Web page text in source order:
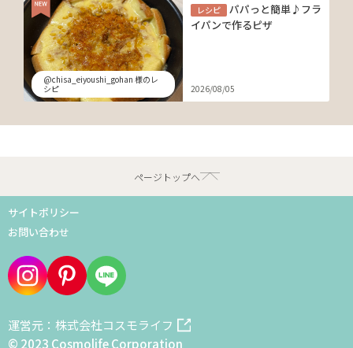
@chisa_eiyoushi_gohan 様のレ
シピ
レシピ
パパっと簡単♪フラ
イパンで作るピザ
2026/08/05
ページトップへ
サイトポリシー
お問い合わせ
運営元：株式会社コスモライフ
© 2023 Cosmolife Corporation